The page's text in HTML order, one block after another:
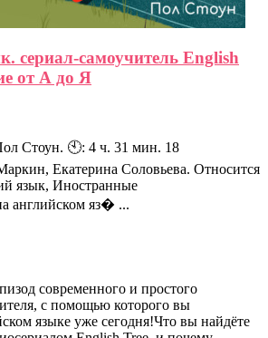
сериал-самоучитель English
от А до Я
Стоун. 🕙: 4 ч. 31 мин. 18
Екатерина Соловьева. Относится
язык, Иностранные
английском яз� ...
современного и простого
с помощью которого вы
языке уже сегодня!Что вы найдёте